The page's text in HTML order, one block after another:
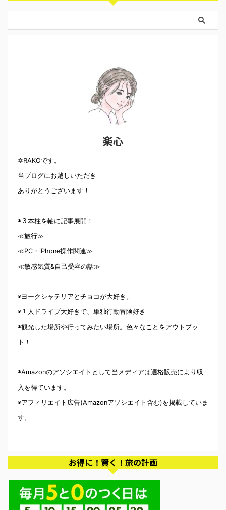
楽心
✡RAKOです。
当ブログにお越しいただき
ありがとうございます！
◉３本柱を軸に記事展開！
≪旅行≫
≪PC・iPhone操作関連≫
≪敏感気質&自己受容の話≫
◉ヨークシャテリアとチョコが大好き。
◉１人ドライブ大好きで、単独行動冒険好き
◉観光した場所や行ってみたい場所。色々なことをアウトプッ
ト！
◉Amazonのアソシエイトとして当メディアは適格販売により収
入を得ています。
◉アフィリエイト広告(Amazonアソシエイト含む)を掲載していま
す。
お得に！賢く！旅の計画